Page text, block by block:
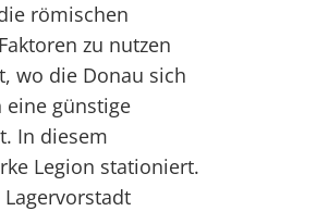
römischen
zu nutzen
wo die Donau sich
günstige
In diesem
Legion stationiert.